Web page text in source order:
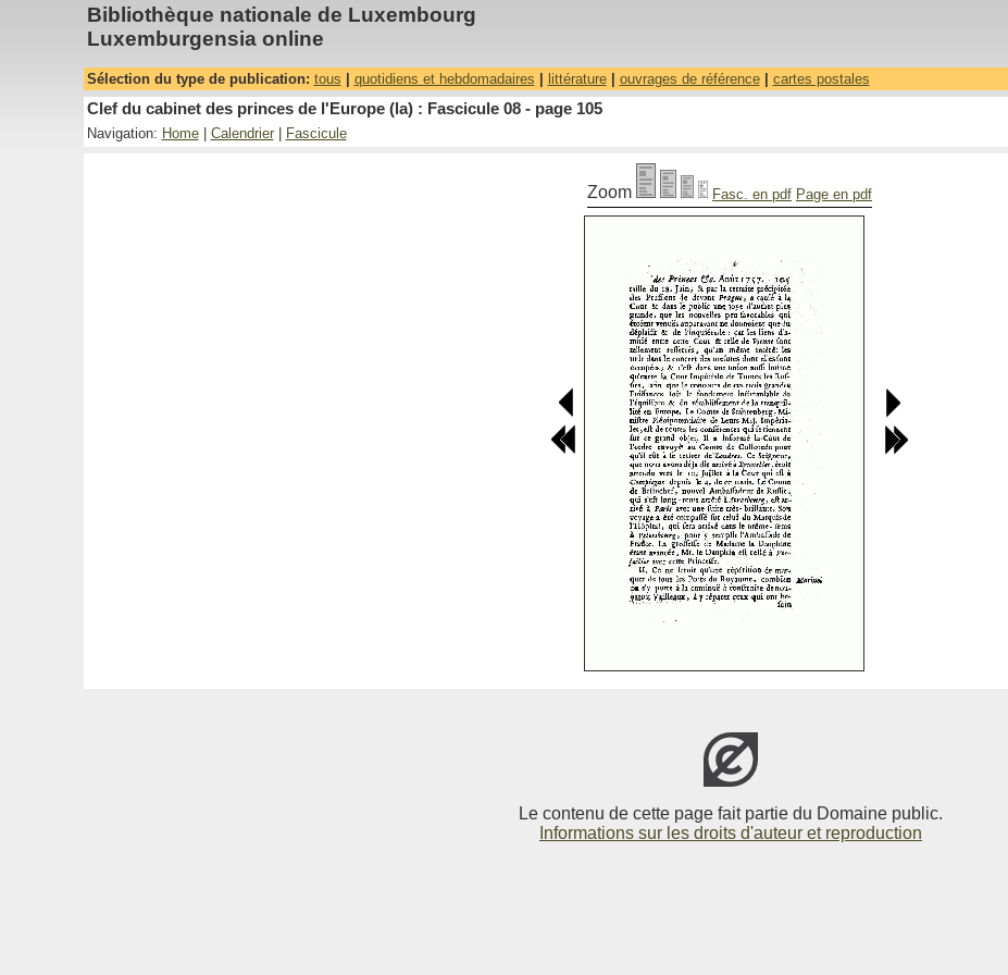
Bibliothèque nationale de Luxembourg
Luxemburgensia online
Sélection du type de publication: tous quotidiens et hebdomadaires littérature| ouvrages de référence| cartes postales
Clef du cabinet des princes de l'Europe (la) : Fascicule 08 - page 105
Navigation: Home| Calendrier| Fascicule
Zoom Fasc. en pdf Page en pdf
Le contenu de cette page fait partie du Domaine public.
Informations sur les droits d'auteur et reproduction